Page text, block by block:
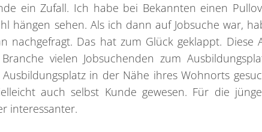
ein Zufall. Ich habe bei Bekannten einen
hängen sehen. Als ich dann auf Jobsuche war,
Das hat zum Glück geklappt. Diese
vielen Jobsuchenden zum
in der Nähe ihres Wohnorts
auch selbst Kunde gewesen. Für die
interessanter.